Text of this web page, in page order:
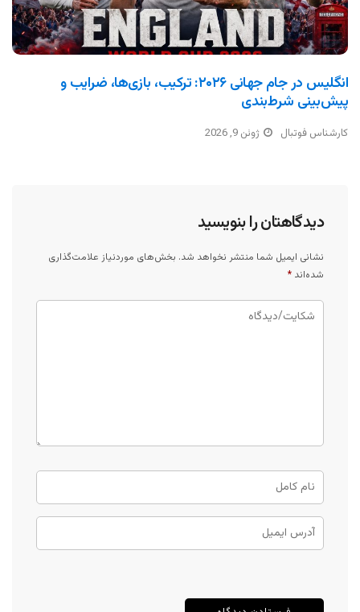
انگلیس در جام جهانی ۲۰۲۶: ترکیب، بازی‌ها، ضرایب و
پیش‌بینی شرط‌بندی
کارشناس فوتبال ژوئن 9, 2026
دیدگاهتان را بنویسید
نشانی ایمیل شما منتشر نخواهد شد. بخش‌های موردنیاز علامت‌گذاری
شده‌اند *